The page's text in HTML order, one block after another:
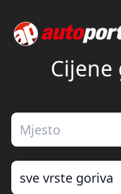
Cijene
sve vrste goriva